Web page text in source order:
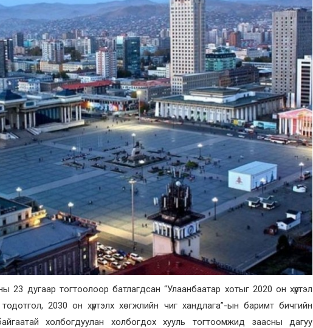
дугаар тогтоолоор батлагдсан “Улаанбаатар хотыг 2020 он хүртэл
тодотгол, 2030 он хүртэлх хөгжлийн чиг хандлага”-ын баримт бичгийн
холбогдуулан холбогдох хууль тогтоомжид заасны дагуу